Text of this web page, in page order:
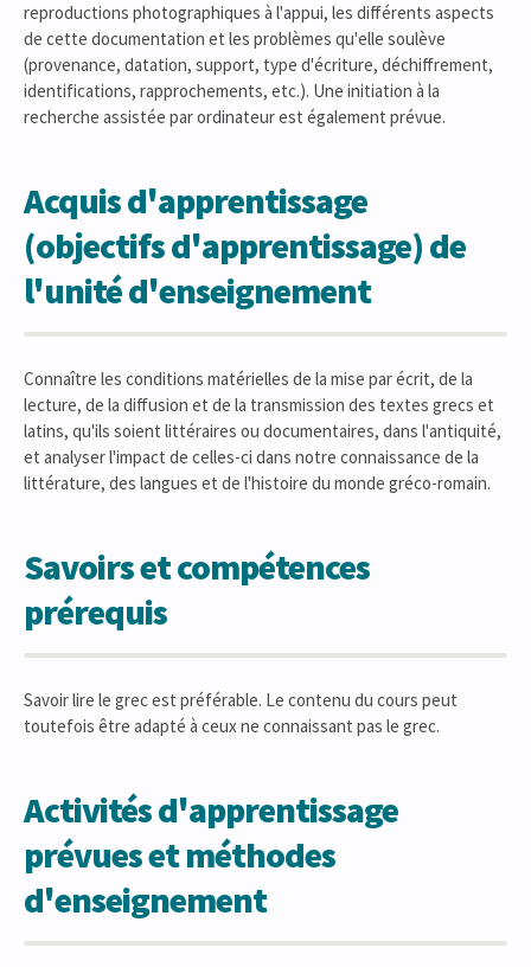
reproductions photographiques à l'appui, les différents aspects
de cette documentation et les problèmes qu'elle soulève
(provenance, datation, support, type d'écriture, déchiffrement,
identifications, rapprochements, etc.). Une initiation à la
recherche assistée par ordinateur est également prévue.
Acquis d'apprentissage
(objectifs d'apprentissage) de
l'unité d'enseignement
Connaître les conditions matérielles de la mise par écrit, de la
lecture, de la diffusion et de la transmission des textes grecs et
latins, qu'ils soient littéraires ou documentaires, dans l'antiquité,
et analyser l'impact de celles-ci dans notre connaissance de la
littérature, des langues et de l'histoire du monde gréco-romain.
Savoirs et compétences
prérequis
Savoir lire le grec est préférable. Le contenu du cours peut
toutefois être adapté à ceux ne connaissant pas le grec.
Activités d'apprentissage
prévues et méthodes
d'enseignement